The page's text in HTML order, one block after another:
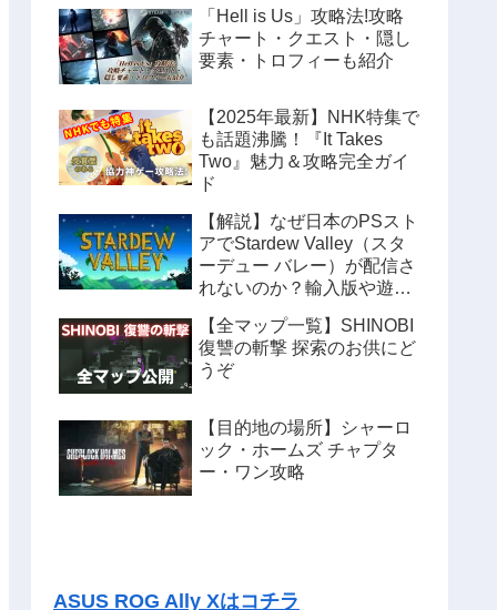
「Hell is Us」攻略法!攻略
チャート・クエスト・隠し
要素・トロフィーも紹介
【2025年最新】NHK特集で
も話題沸騰！『It Takes
Two』魅力＆攻略完全ガイ
ド
【解説】なぜ日本のPSスト
アでStardew Valley（スタ
ーデュー バレー）が配信さ
れないのか？輸入版や遊ぶ
【全マップ一覧】SHINOBI
復讐の斬撃 探索のお供にど
うぞ
【目的地の場所】シャーロ
ック・ホームズ チャプタ
ー・ワン攻略
ASUS ROG Ally Xはコチラ